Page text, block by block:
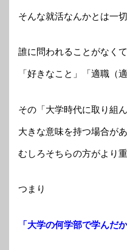
そんな就活なんかとは一切
誰に問われることがなく
「好きなこと」「適職（
その「大学時代に取り組
大きな意味を持つ場合があ
むしろそちらの方がより重
つまり
「大学の何学部で学んだか